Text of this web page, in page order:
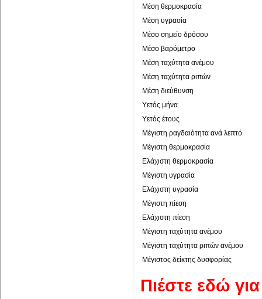
Μέση θερμοκρασία
Μέση υγρασία
Μέσο σημείο δρόσου
Μέσο βαρόμετρο
Μέση ταχύτητα ανέμου
Μέση ταχύτητα ριπών
Μέση διεύθυνση
Υετός μήνα
Υετός έτους
Μέγιστη ραγδαιότητα ανά λεπτό
Μέγιστη θερμοκρασία
Ελάχιστη θερμοκρασία
Μέγιστη υγρασία
Ελάχιστη υγρασία
Μέγιστη πίεση
Ελάχιστη πίεση
Μέγιστη ταχύτητα ανέμου
Μέγιστη ταχύτητα ριπών ανέμου
Μέγιστος δείκτης δυσφορίας
Πιέστε εδώ